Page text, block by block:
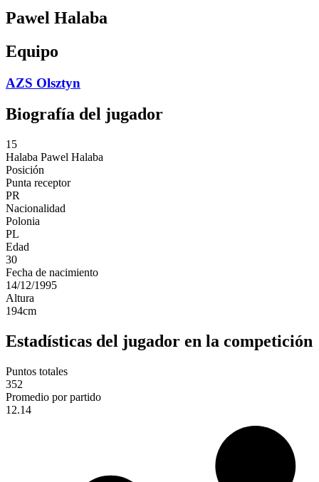
Pawel Halaba
Equipo
AZS Olsztyn
Biografía del jugador
15
Halaba Pawel Halaba
Posición
Punta receptor
PR
Nacionalidad
Polonia
PL
Edad
30
Fecha de nacimiento
14/12/1995
Altura
194cm
Estadísticas del jugador en la competición
Puntos totales
352
Promedio por partido
12.14